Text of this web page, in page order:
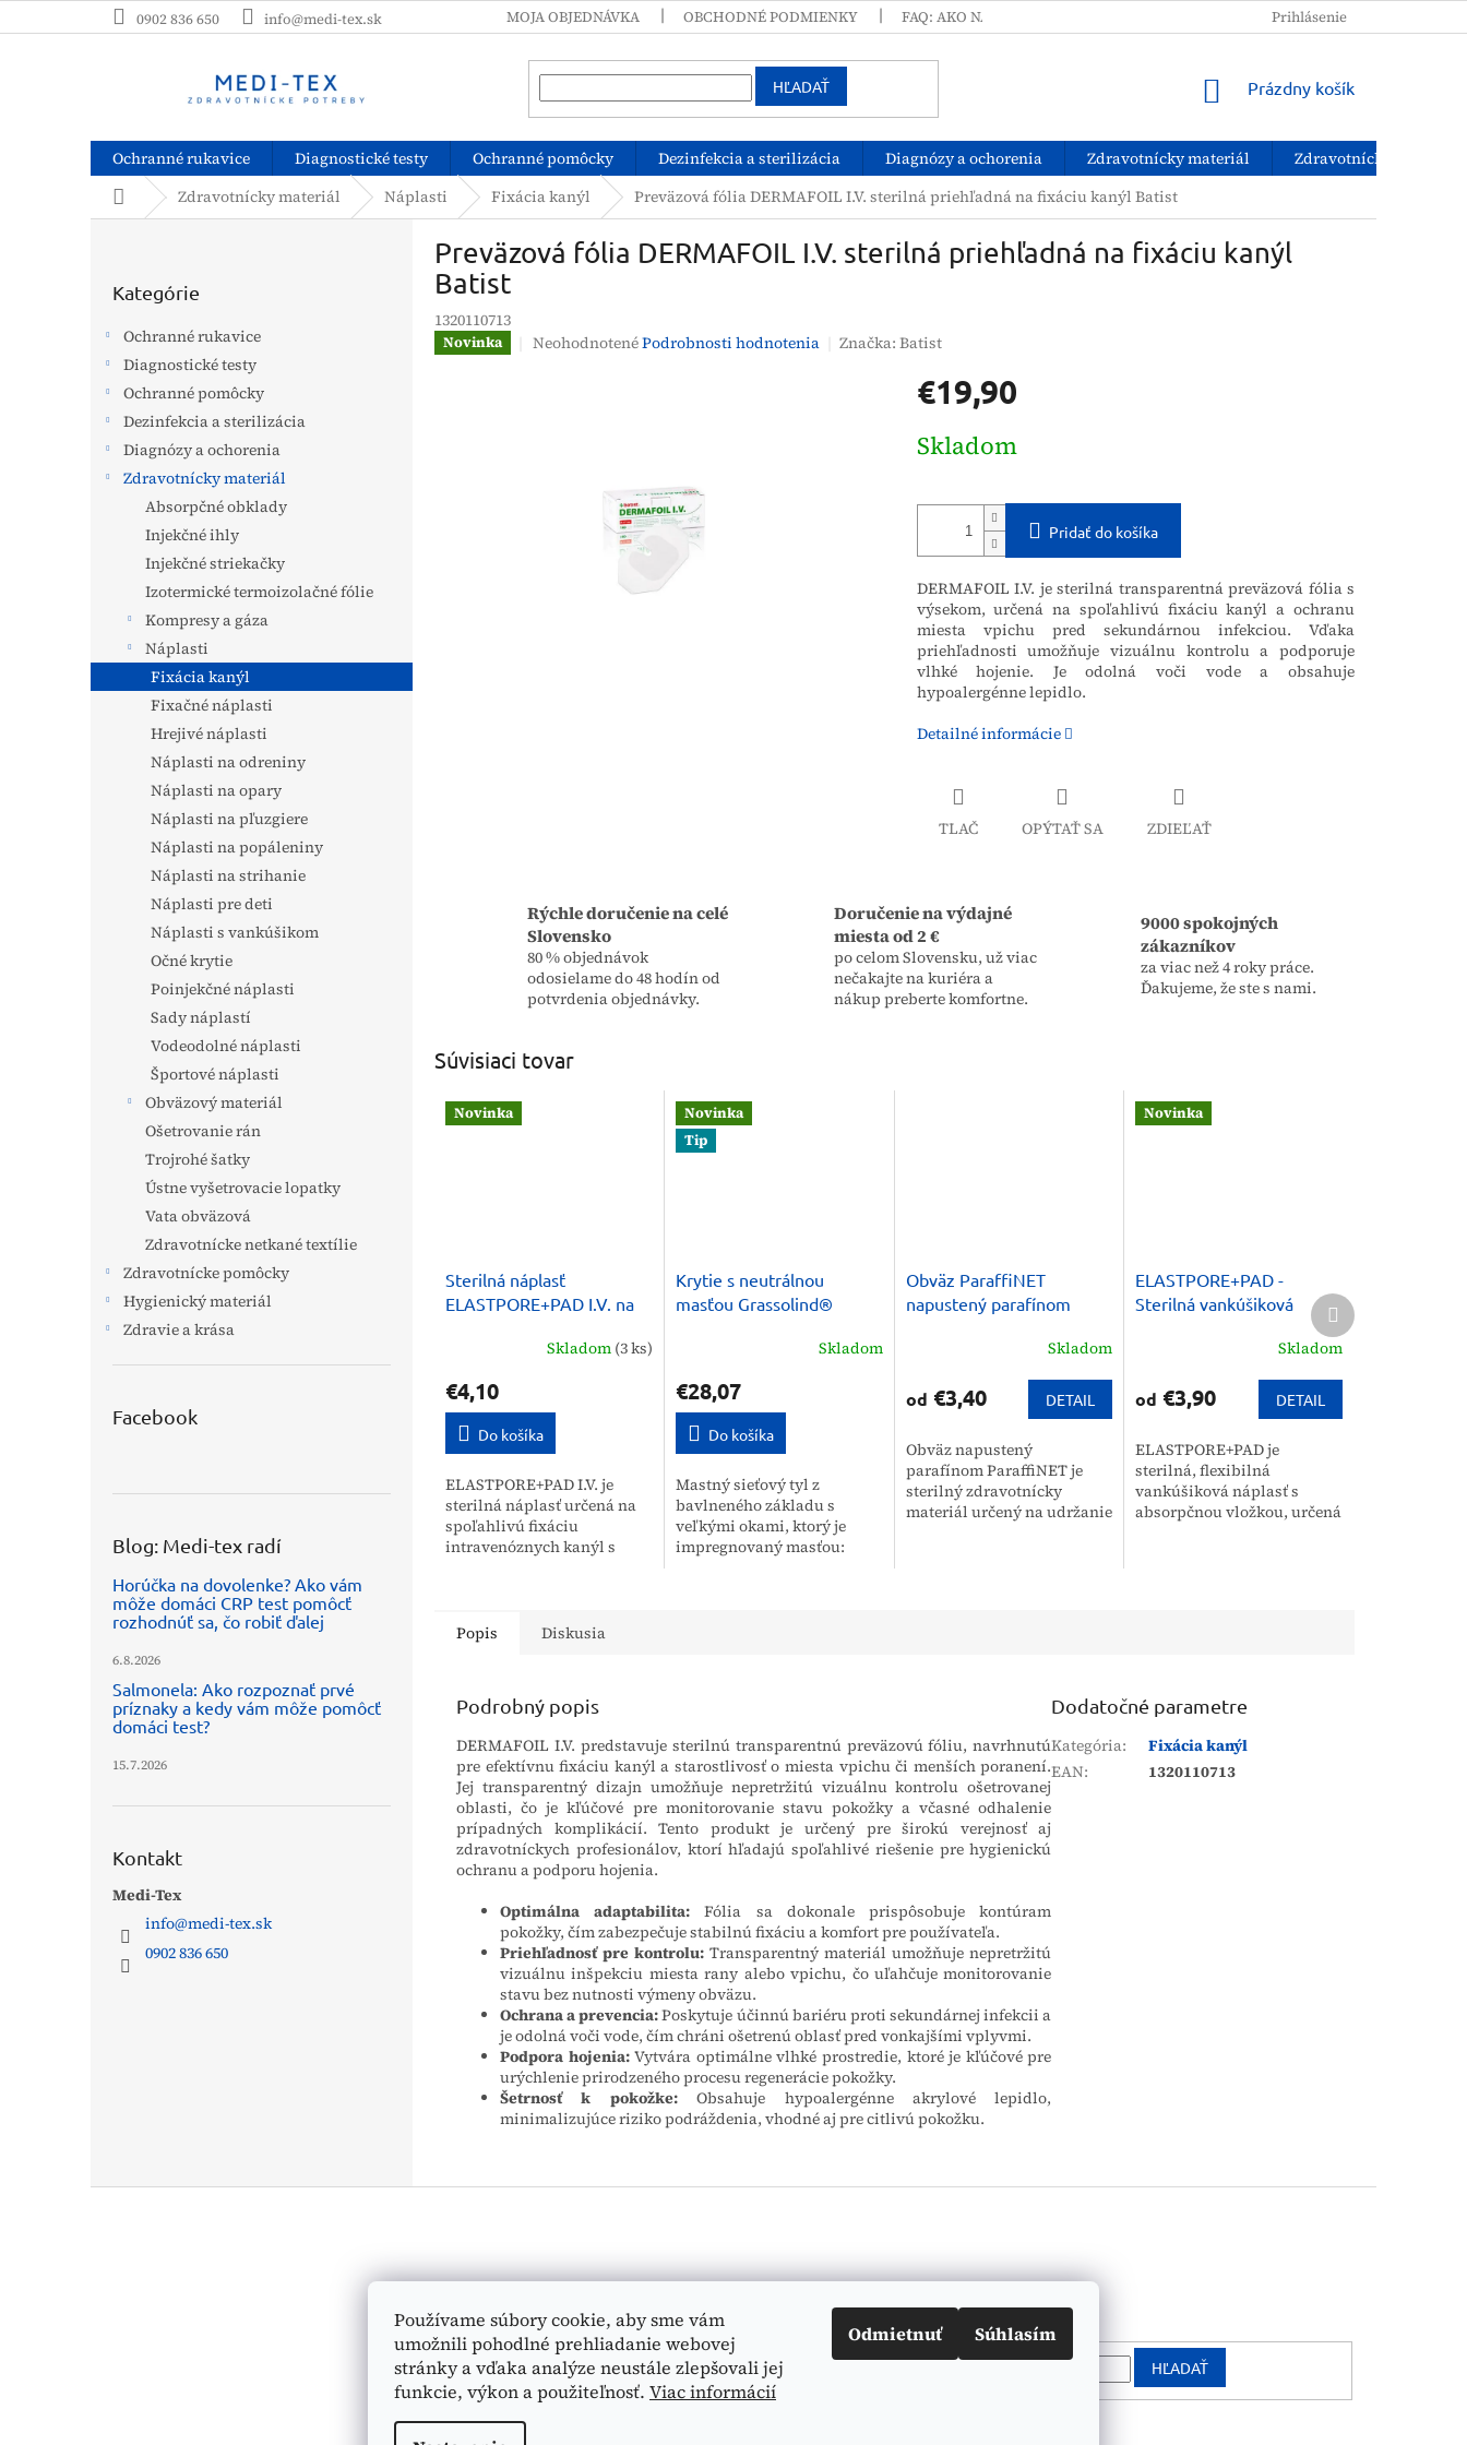
Používame súbory cookie, aby sme vám
umožnili pohodlné prehliadanie webovej
stránky a vďaka analýze neustále zlepšovali jej
funkcie, výkon a použiteľnosť. Viac informácií
Odmietnuť Súhlasím
na
0902 836 650 info@medi-tex.sk MOJA OBJEDNÁVKA OBCHODNÉ PODMIENKY FAQ: AKO NAKUPOVAŤ? PODMIENKY OCHRANY OSOBNÝCH ÚDAJOV
Prihlásenie
HĽADAŤ
NÁKUPNÝ
Prázdny košík
Ochranné rukavice Diagnostické testy Ochranné pomôcky Dezinfekcia a sterilizácia Diagnózy a ochorenia Zdravotnícky materiál
Zdravotnícke pomôcky
DomovZdravotnícky materiál Náplasti Fixácia kanýl Preväzová fólia DERMAFOIL I.V. sterilná priehľadná na fixáciu kanýl Batist
kategórie
Kategórie
Ochranné rukavice
Diagnostické testy
Ochranné pomôcky
Dezinfekcia a sterilizácia
Diagnózy a ochorenia
Zdravotnícky materiál
Absorpčné obklady
Injekčné ihly
Injekčné striekačky
Izotermické termoizolačné fólie
Kompresy a gáza
Náplasti
Fixácia kanýl
Fixačné náplasti
Hrejivé náplasti
Náplasti na odreniny
Náplasti na opary
Náplasti na pľuzgiere
Náplasti na popáleniny
Náplasti na strihanie
Náplasti pre deti
Náplasti s vankúšikom
Očné krytie
Poinjekčné náplasti
Sady náplastí
Vodeodolné náplasti
Športové náplasti
Obväzový materiál
Ošetrovanie rán
Trojrohé šatky
Ústne vyšetrovacie lopatky
Vata obväzová
Zdravotnícke netkané textílie
Zdravotnícke pomôcky
Hygienický materiál
Zdravie a krása
Facebook
Blog: Medi-tex radí
Horúčka na dovolenke? Ako vám
môže domáci CRP test pomôcť
rozhodnúť sa, čo robiť ďalej
6.8.2026
Salmonela: Ako rozpoznať prvé
príznaky a kedy vám môže pomôcť
domáci test?
15.7.2026
Kontakt
Medi-Tex
info@medi-tex.sk
0902 836 650
Preväzová fólia DERMAFOIL I.V. sterilná priehľadná na fixáciu kanýl
Batist
1320110713
Novinka
Priemerné
NeohodnotenéPodrobnosti hodnotenia Značka: Batist
€19,90
cena:
Skladom
Pridať do košíka
DERMAFOIL I.V. je sterilná transparentná preväzová fólia s
výsekom, určená na spoľahlivú fixáciu kanýl a ochranu
miesta vpichu pred sekundárnou infekciou. Vďaka
priehľadnosti umožňuje vizuálnu kontrolu a podporuje
vlhké hojenie. Je odolná voči vode a obsahuje
hypoalergénne lepidlo.
Detailné informácie
TLAČ OPÝTAŤ SA ZDIEĽAŤ
Rýchle doručenie na celé
Slovensko
80 % objednávok
odosielame do 48 hodín od
potvrdenia objednávky.
Doručenie na výdajné
miesta od 2 €
po celom Slovensku, už viac
nečakajte na kuriéra a
nákup preberte komfortne.
9000 spokojných
zákazníkov
za viac než 4 roky práce.
Ďakujeme, že ste s nami.
Súvisiaci tovar
Novinka
Sterilná náplasť
ELASTPORE+PAD I.V. na
Skladom (3 ks)
€4,10
Do košíka
ELASTPORE+PAD I.V. je
sterilná náplasť určená na
spoľahlivú fixáciu
intravenóznych kanýl s
prídavný vankúšik...
Novinka
Tip
Krytie s neutrálnou
masťou Grassolind®
Skladom
€28,07
Do košíka
Mastný sieťový tyl z
bavlneného základu s
veľkými okami, ktorý je
impregnovaný masťou:
Obväz ParaffiNET
napustený parafínom
Skladom
od €3,40 DETAIL
Obväz napustený
parafínom ParaffiNET je
sterilný zdravotnícky
materiál určený na udržanie
Novinka
ELASTPORE+PAD -
Sterilná vankúšiková
Skladom
od €3,90 DETAIL
ELASTPORE+PAD je
sterilná, flexibilná
vankúšiková náplasť s
absorpčnou vložkou, určená
Ďalší
produkt
Popis Diskusia
Podrobný popis
DERMAFOIL I.V. predstavuje sterilnú transparentnú preväzovú fóliu, navrhnutú
pre efektívnu fixáciu kanýl a starostlivosť o miesta vpichu či menších poranení.
Jej transparentný dizajn umožňuje nepretržitú vizuálnu kontrolu ošetrovanej
oblasti, čo je kľúčové pre monitorovanie stavu pokožky a včasné odhalenie
prípadných komplikácií. Tento produkt je určený pre širokú verejnosť aj
zdravotníckych profesionálov, ktorí hľadajú spoľahlivé riešenie pre hygienickú
ochranu a podporu hojenia.
Optimálna adaptabilita: Fólia sa dokonale prispôsobuje kontúram
pokožky, čím zabezpečuje stabilnú fixáciu a komfort pre používateľa.
Priehľadnosť pre kontrolu: Transparentný materiál umožňuje nepretržitú
vizuálnu inšpekciu miesta rany alebo vpichu, čo uľahčuje monitorovanie
stavu bez nutnosti výmeny obväzu.
Ochrana a prevencia:Poskytuje účinnú bariéru proti sekundárnej infekcii a
je odolná voči vode, čím chráni ošetrenú oblasť pred vonkajšími vplyvmi.
Podpora hojenia:Vytvára optimálne vlhké prostredie, ktoré je kľúčové pre
urýchlenie prirodzeného procesu regenerácie pokožky.
Šetrnosť k pokožke:Obsahuje hypoalergénne akrylové lepidlo,
minimalizujúce riziko podráždenia, vhodné aj pre citlivú pokožku.
Dodatočné parametre
Kategória:
Fixácia kanýl
EAN: 1320110713
Vyhľadávanie
HĽADAŤ